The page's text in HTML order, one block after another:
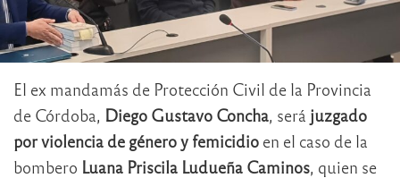
El ex mandamás de Protección Civil de la Provincia
de Córdoba, Diego Gustavo Concha, será juzgado
por violencia de género y femicidio en el caso de la
bombero Luana Priscila Ludueña Caminos, quien se